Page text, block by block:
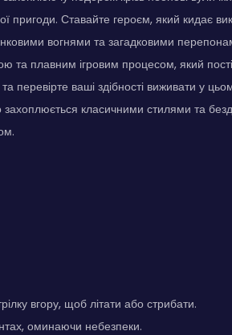
пригоди. Ставайте героєм, який кидає
вогнями та загадковими
та плавним ігровим процесом, який
перевірте ваші здібності виживати у
захоплюється класичними стилями та
вгору, щоб літати або стрибати.
оминаючи небезпеки.